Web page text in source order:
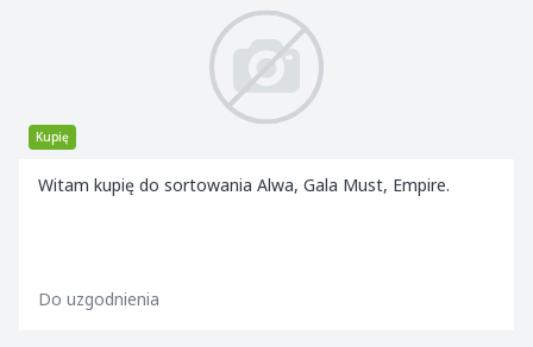
Kupię
Witam kupię do sortowania Alwa, Gala Must, Empire.
Do uzgodnienia